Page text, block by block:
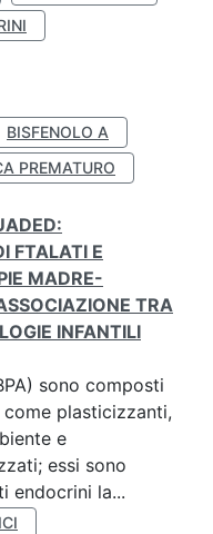
BISFENOLO A
PREMATURO
FTALATI E
MADRE-
TRA
INFANTILI
sono composti
plasticizzanti,
e
essi sono
endocrini la...